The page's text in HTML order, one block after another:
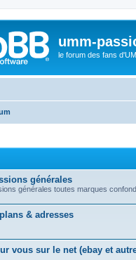
umm-
le forum des fans
générales
générales toutes marques
& adresses
vous sur le net (ebay et